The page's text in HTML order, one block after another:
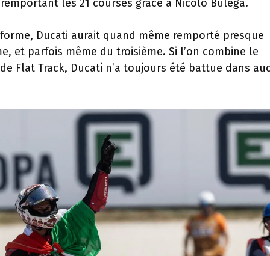
les 21 courses grâce à Nicolo Bulega.
Ducati aurait quand même remporté presque
et parfois même du troisième. Si l’on combine le
Flat Track, Ducati n’a toujours été battue dans